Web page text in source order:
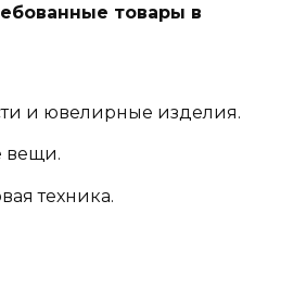
товары в
и ювелирные изделия.
вещи.
техника.